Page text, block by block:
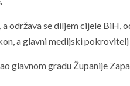
održava se diljem cijele BiH,
a glavni medijski
glavnom gradu Županije